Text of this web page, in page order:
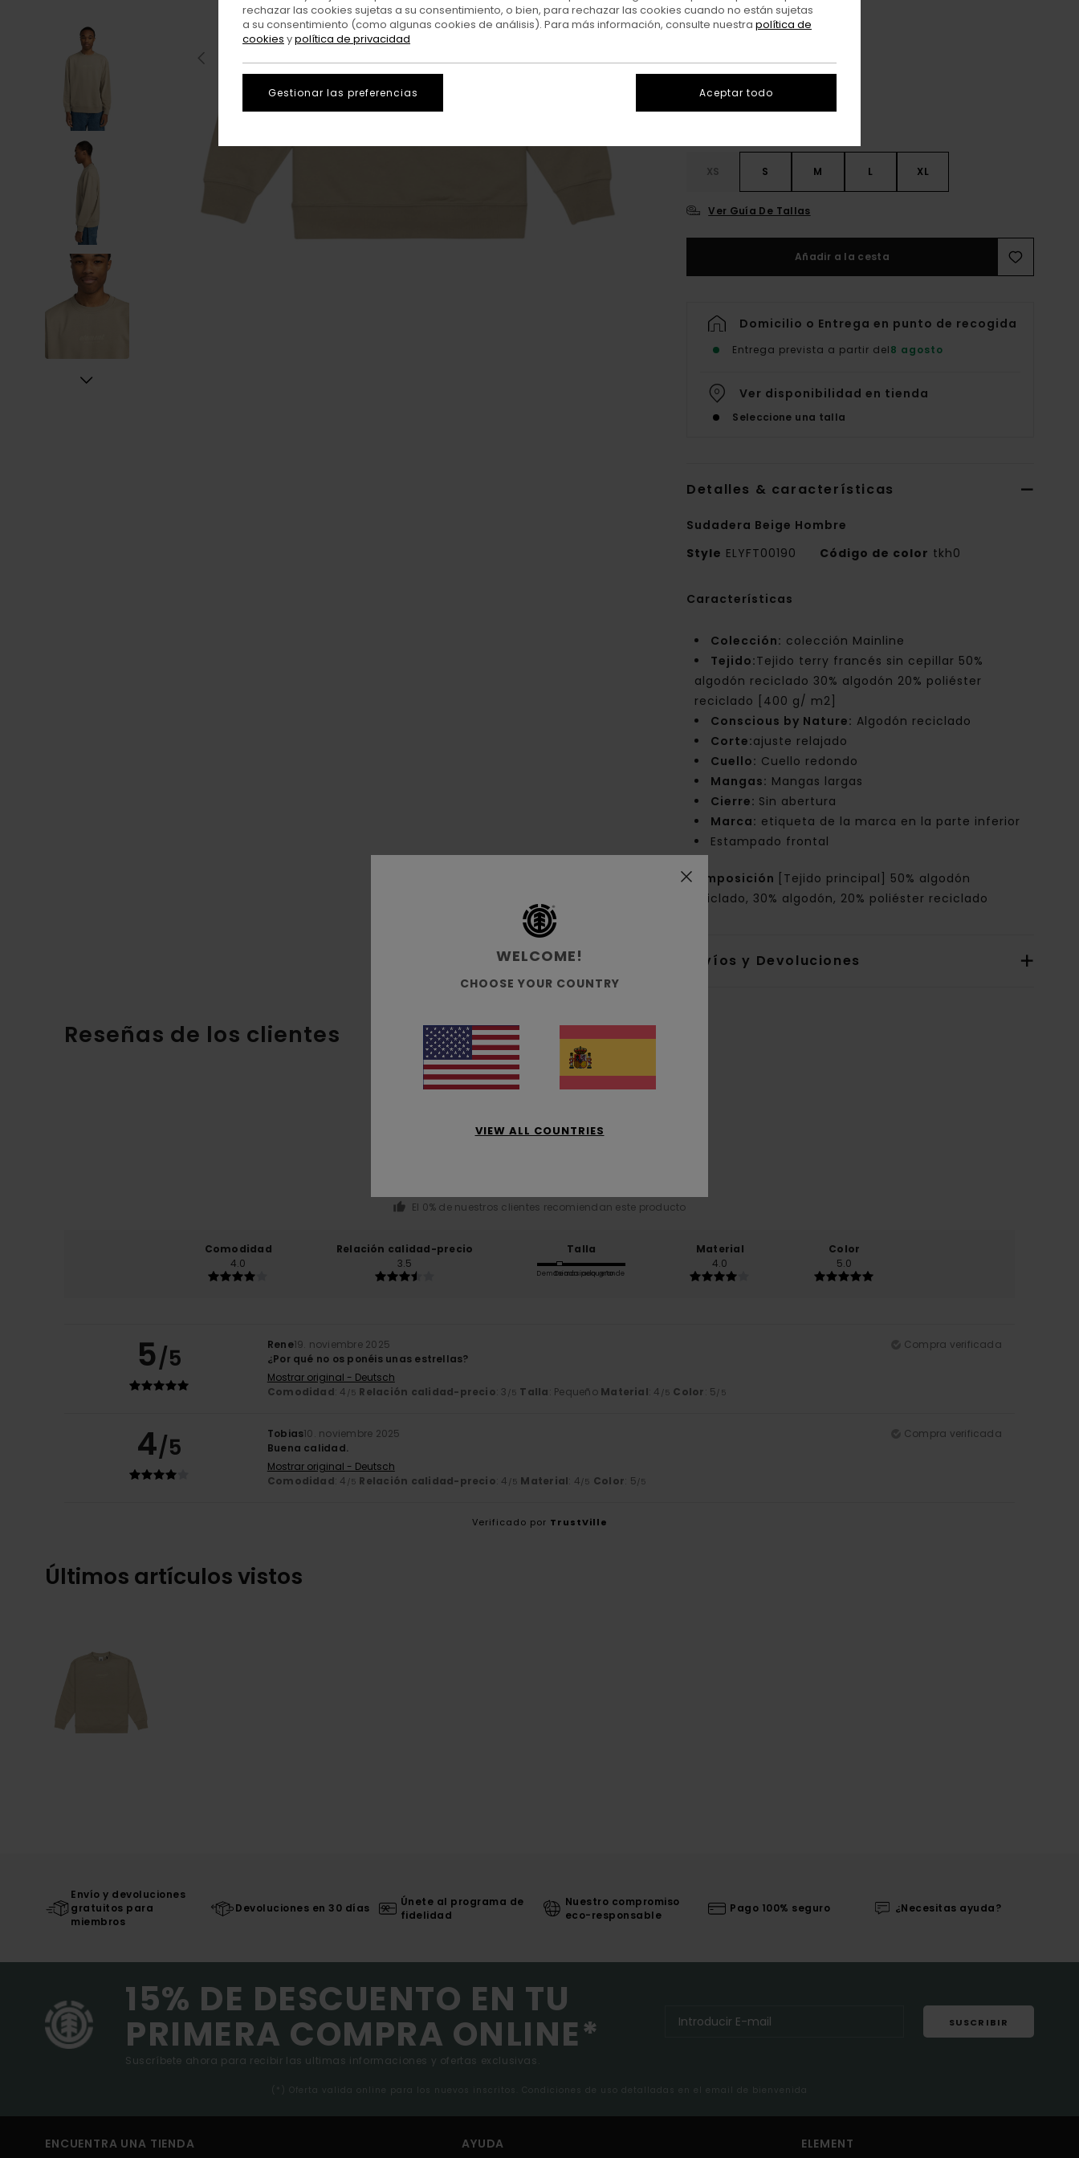
XS S M L XL
Ver Guía De Tallas
Añadir a la cesta
Domicilio o Entrega en punto de recogida
Entrega prevista a partir del8 agosto
Ver disponibilidad en tienda
Seleccione una talla
Detalles & características
Sudadera Beige Hombre
Style ELYFT00190 Código de color tkh0
Características
Colección: colección Mainline
Tejido:Tejido terry francés sin cepillar 50%
algodón reciclado 30% algodón 20% poliéster
reciclado [400 g/ m2]
Conscious by Nature: Algodón reciclado
Corte:ajuste relajado
Cuello: Cuello redondo
Mangas: Mangas largas
Cierre: Sin abertura
Marca: etiqueta de la marca en la parte inferior
Estampado frontal
Composición
[Tejido principal] 50% algodón
reciclado, 30% algodón, 20% poliéster reciclado
Envíos y Devoluciones
Reseñas de los clientes
4.5
El 0% de nuestros clientes recomiendan este producto
Comodidad
4.0
Relación calidad-precio
3.5
Talla
Demasiado pequeño
Demasiado grande
Material
4.0
Color
5.0
5/5 Rene19. noviembre 2025
Compra verificada
¿Por qué no os ponéis unas estrellas?
Mostrar original - Deutsch
Comodidad: 4 /5 Relación calidad-precio: 3 /5 Talla: Pequeño Material: 4 /5 Color: 5/5
4/5 Tobias10. noviembre 2025
Compra verificada
Buena calidad.
Mostrar original - Deutsch
Comodidad: 4 /5 Relación calidad-precio: 4 /5 Material: 4/5 Color: 5/5
Verificado por TrustVille
Últimos artículos vistos
Envío y devoluciones
gratuitos para
miembros
Devoluciones en 30 días
Únete al programa de
fidelidad
Nuestro compromiso
eco-responsable
Pago 100% seguro ¿Necesitas ayuda?
15% DE DESCUENTO EN TU
PRIMERA COMPRA ONLINE*
Suscríbete ahora para recibir las ultimas informaciones y ofertas exclusivas.
SUSCRIBIR
(*) Oferta valida online para los nuevos inscritos. Condiciones de uso detalladas en el email de bienvenida
ENCUENTRA UNA TIENDA AYUDA ELEMENT
WELCOME!
CHOOSE YOUR COUNTRY
VIEW ALL COUNTRIES
rechazar las cookies sujetas a su consentimiento, o bien, para rechazar las cookies cuando no están sujetas
a su consentimiento (como algunas cookies de análisis). Para más información, consulte nuestra política de
cookies ypolítica de privacidad
Gestionar las preferencias Aceptar todo